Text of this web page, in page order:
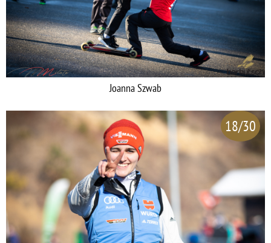
Joanna Szwab
18/30